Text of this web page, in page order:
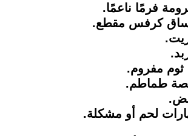
فرمًا ناعمًا.
طماطم.
لحم أو مشكلة.